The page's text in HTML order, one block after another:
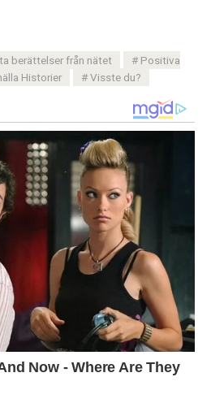
berättelser från nätet
Positiva
Historier Visste du?